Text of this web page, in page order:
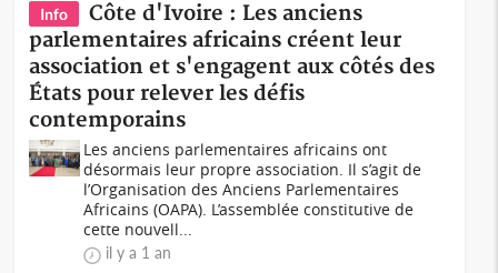
Info
Côte d'Ivoire : Les anciens
parlementaires africains créent leur
association et s'engagent aux côtés des
États pour relever les défis
contemporains
Les anciens parlementaires africains ont
désormais leur propre association. Il s’agit de
l’Organisation des Anciens Parlementaires
Africains (OAPA). L’assemblée constitutive de
cette nouvell...
il y a 1 an